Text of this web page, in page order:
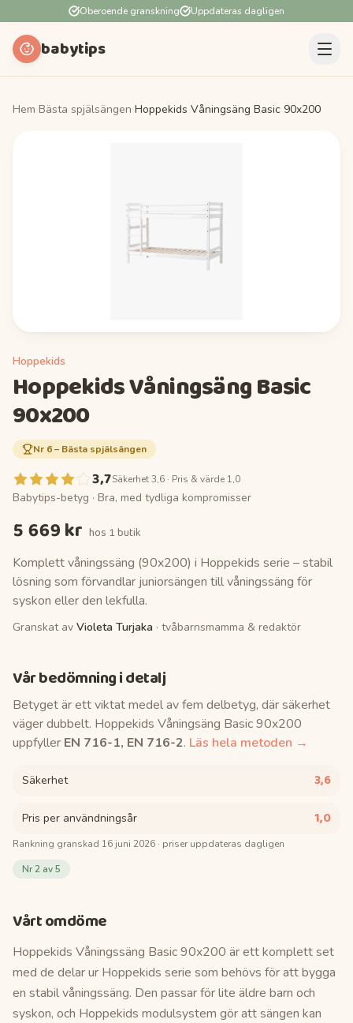
Oberoende granskning Uppdateras dagligen
babytips
Hem Bästa spjälsängen Hoppekids Våningsäng Basic 90x200
Hoppekids
Hoppekids Våningsäng Basic
90x200
Nr 6– Bästa spjälsängen
3,7Säkerhet 3,6 · Pris & värde 1,0
Babytips-betyg · Bra, med tydliga kompromisser
5 669 kr hos 1 butik
Komplett våningssäng (90x200) i Hoppekids serie – stabil
lösning som förvandlar juniorsängen till våningssäng för
syskon eller den lekfulla.
Granskat av Violeta Turjaka · tvåbarnsmamma & redaktör
Vår bedömning i detalj
Betyget är ett viktat medel av fem delbetyg, där säkerhet
väger dubbelt. Hoppekids Våningsäng Basic 90x200
uppfyller EN 716-1, EN 716-2. Läs hela metoden →
Säkerhet 3,6
Pris per användningsår 1,0
Rankning granskad 16 juni 2026 · priser uppdateras dagligen
Nr2 av 5
Vårt omdöme
Hoppekids Våningssäng Basic 90x200 är ett komplett set
med de delar ur Hoppekids serie som behövs för att bygga
en stabil våningssäng. Den passar för lite äldre barn och
syskon, och Hoppekids modulsystem gör att sängen kan